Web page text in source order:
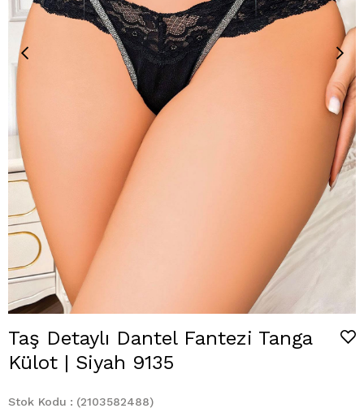
Taş Detaylı Dantel Fantezi Tanga
Külot | Siyah 9135
Stok Kodu
(2103582488)